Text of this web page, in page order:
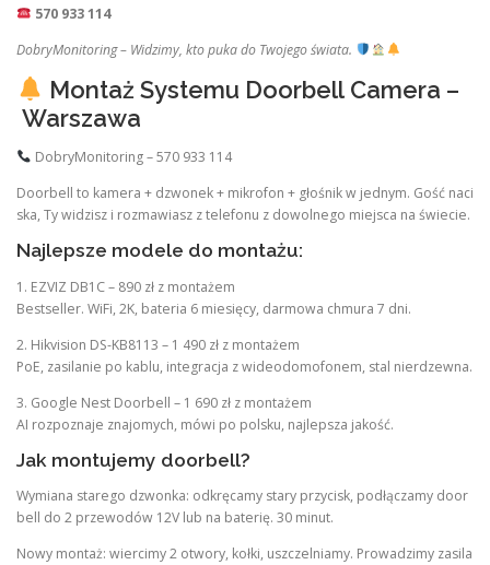
570 933 114
DobryMonitoring – Widzimy, kto puka do Twojego świata.
Montaż Systemu Doorbell Camera –
Warszawa
DobryMonitoring – 570 933 114
Doorbell to kamera + dzwonek + mikrofon + głośnik w jednym. Gość naci
ska, Ty widzisz i rozmawiasz z telefonu z dowolnego miejsca na świecie.
Najlepsze modele do montażu:
1. EZVIZ DB1C – 890 zł z montażem
Bestseller. WiFi, 2K, bateria 6 miesięcy, darmowa chmura 7 dni.
2. Hikvision DS-KB8113 – 1 490 zł z montażem
PoE, zasilanie po kablu, integracja z wideodomofonem, stal nierdzewna.
3. Google Nest Doorbell – 1 690 zł z montażem
AI rozpoznaje znajomych, mówi po polsku, najlepsza jakość.
Jak montujemy doorbell?
Wymiana starego dzwonka: odkręcamy stary przycisk, podłączamy door
bell do 2 przewodów 12V lub na baterię. 30 minut.
Nowy montaż: wiercimy 2 otwory, kołki, uszczelniamy. Prowadzimy zasila